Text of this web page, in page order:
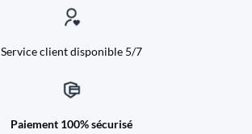
Service client disponible 5/7
Paiement 100% sécurisé